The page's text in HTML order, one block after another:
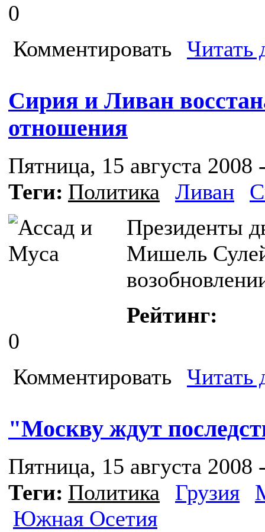
0
Комментировать
Читать
Сирия и Ливан
отношения
Пятница, 15 августа 2008
Теги: Политика Ливан
Президенты
Мишель
Рейтинг:
0
Комментировать
Читать
"Москву ждут
Пятница, 15 августа 2008
Теги: Политика Грузия
Южная Осетия